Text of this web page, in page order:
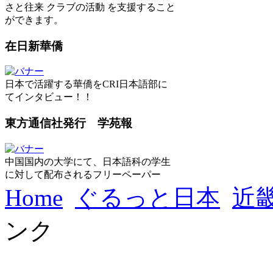
さと往来 クラブの活動 を支援すること
ができます。
在日新華僑
日本で活躍する華僑をCRI日本語部に
てインタビュー！！
東方通信社発行 学苑報
中国国内の大学にて、日本語科の学生
に対して配布されるフリーペーパー
Home ぐるっと日本 近
ンク